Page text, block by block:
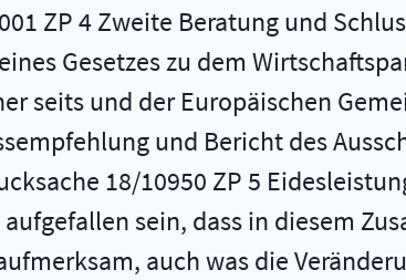
ZP 4 Zweite Beratung und
Gesetzes zu dem
seits und der Europäischen
und Bericht des
18/10950 ZP 5
sein, dass in diesem
auch was die